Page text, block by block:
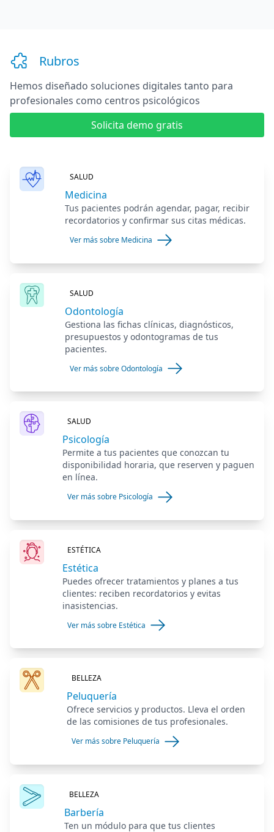
Rubros
Hemos diseñado soluciones digitales tanto para
profesionales como centros psicológicos
Solicita demo gratis
SALUD
Medicina
Tus pacientes podrán agendar, pagar, recibir
recordatorios y confirmar sus citas médicas.
Ver más sobre Medicina
SALUD
Odontología
Gestiona las fichas clínicas, diagnósticos,
presupuestos y odontogramas de tus
pacientes.
Ver más sobre Odontología
SALUD
Psicología
Permite a tus pacientes que conozcan tu
disponibilidad horaria, que reserven y paguen
en línea.
Ver más sobre Psicología
ESTÉTICA
Estética
Puedes ofrecer tratamientos y planes a tus
clientes: reciben recordatorios y evitas
inasistencias.
Ver más sobre Estética
BELLEZA
Peluquería
Ofrece servicios y productos. Lleva el orden
de las comisiones de tus profesionales.
Ver más sobre Peluquería
BELLEZA
Barbería
Ten un módulo para que tus clientes